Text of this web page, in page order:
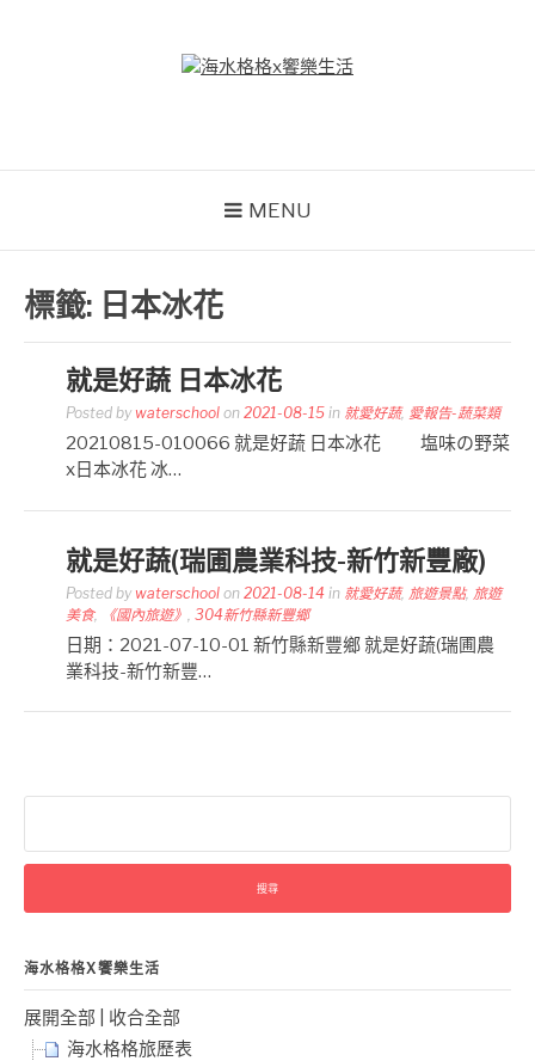
MENU
標籤: 日本冰花
就是好蔬 日本冰花
Posted by waterschool on 2021-08-15 in 就愛好蔬, 愛報告-蔬菜類
20210815-010066 就是好蔬 日本冰花 塩味の野菜
x日本冰花 冰…
就是好蔬(瑞圃農業科技-新竹新豐廠)
Posted by waterschool on 2021-08-14 in 就愛好蔬, 旅遊景點, 旅遊
美食, 《國內旅遊》 304新竹縣新豐鄉
日期：2021-07-10-01 新竹縣新豐鄉 就是好蔬(瑞圃農
業科技-新竹新豐…
關
字:
海水格格X饗樂生活
展開全部
收合全部
海水格格旅歷表